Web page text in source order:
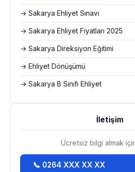
→ Sakarya Ehliyet Sınavı
→ Sakarya Ehliyet Fiyatları 2025
→ Sakarya Direksiyon Eğitimi
→ Ehliyet Dönüşümü
→ Sakarya B Sınıfı Ehliyet
İletişim
Ücretsiz bilgi almak
📞 0264 XXX XX XX